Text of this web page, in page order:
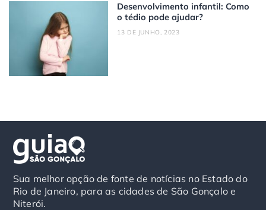
Desenvolvimento infantil: Como
o tédio pode ajudar?
13 DE JUNHO, 2023
Sua melhor opção de fonte de notícias no Estado do
Rio de Janeiro, para as cidades de São Gonçalo e
Niterói.